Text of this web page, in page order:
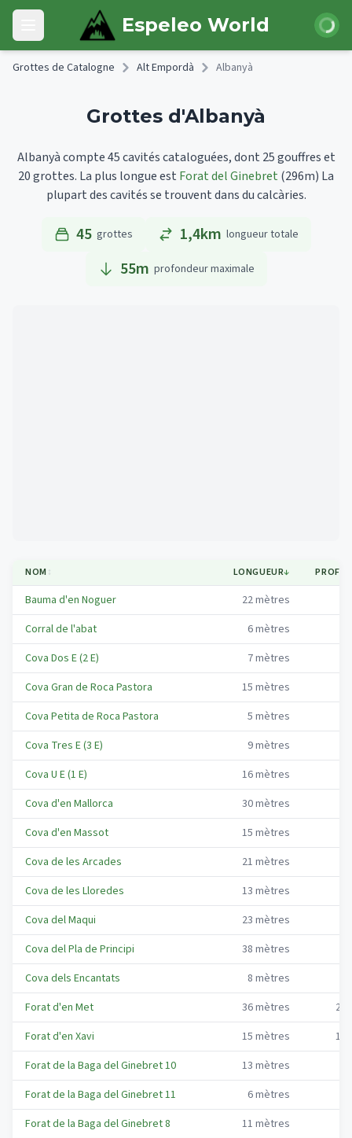
Skip to main content
Open main menu Espeleo World
Grottes de Catalogne Alt Empordà Albanyà
Grottes d'Albanyà
Albanyà compte 45 cavités cataloguées, dont 25 gouffres et
20 grottes. La plus longue est Forat del Ginebret (296m) La
plupart des cavités se trouvent dans du calcàries.
45 grottes 1,4km longueur totale
55m profondeur maximale
NOM ↕ LONGUEUR↓
Bauma d'en Noguer 22mètres
Corral de l'abat
6mètres
Cova Dos E (2 E)
7mètres
Cova Gran de Roca Pastora
15 mètres
Cova Petita de Roca Pastora
5 mètres
Cova Tres E (3 E)
9mètres
Cova U E (1 E)
16mètres
Cova d'en Mallorca
30mètres
Cova d'en Massot
15 mètres
Cova de les Arcades
21 mètres
Cova de les Lloredes
13 mètres
Cova del Maqui
23 mètres
Cova del Pla de Principi
38 mètres
Cova dels Encantats
8 mètres
Forat d'en Met
36mètres 27
Forat d'en Xavi
15 mètres 11
Forat de la Baga del Ginebret 10
13 mètres
Forat de la Baga del Ginebret 11
6mètres
Forat de la Baga del Ginebret 8
11 mètres